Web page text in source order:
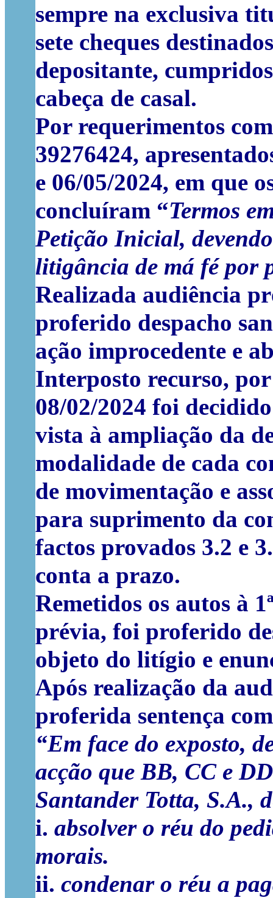
sempre na exclusiva
sete cheques
depositante,
cabeça de casal.
Por requerimentos
39276424,
e 06/05/2024, em que
concluíram “Termos
Petição Inicial,
litigância de má fé por
Realizada audiência
proferido despacho
ação improcedente e
Interposto recurso,
08/02/2024 foi
vista à ampliação da
modalidade de cada
de movimentação e
para suprimento da
factos provados 3.2 e
conta a prazo.
Remetidos os autos à
prévia, foi proferido
objeto do litígio e
Após realização da
proferida sentença
“Em face do exposto,
acção que BB, CC e
Santander Totta, S.A.,
i. absolver o réu do
morais.
ii. condenar o réu a